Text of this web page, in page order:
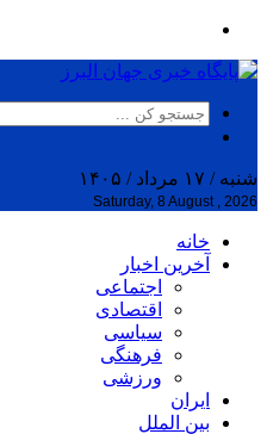
شنبه / ۱۷ مرداد / ۱۴۰۵
Saturday, 8 August , 2026
خانه
آخرین اخبار
اجتماعی
اقتصادی
سیاسی
فرهنگی
ورزشی
ایران
بین الملل